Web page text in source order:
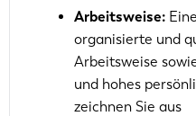
Arbeitsweise:
organisierte und
Arbeitsweise
und hohes
zeichnen Sie aus